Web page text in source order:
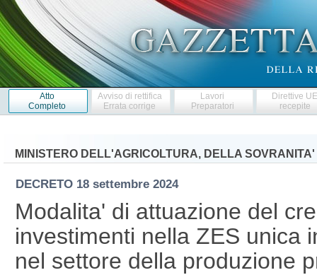
Atto
Completo
Avviso di rettifica
Errata corrige
Lavori
Preparatori
Direttive
recepite
MINISTERO DELL'AGRICOLTURA, DELLA
DECRETO 18 settembre 2024
Modalita' di attuazione del
investimenti nella ZES unica
nel settore della produzione